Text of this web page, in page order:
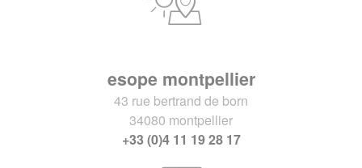
esope montpellier
43 rue bertrand de born
34080 montpellier
+33 (0)4 11 19 28 17